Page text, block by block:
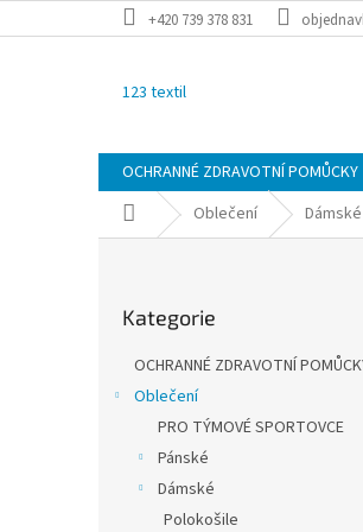
na
+420 739 378 831
123 textil
OCHRANNÉ ZDRAVOTNÍ POMŮCKY
Domů Oblečení Dámské
kategorie
Kategorie
OCHRANNÉ ZDRAVOTNÍ
Oblečení
PRO TÝMOVÉ SPORTOVCE
Pánské
Dámské
Polokošile